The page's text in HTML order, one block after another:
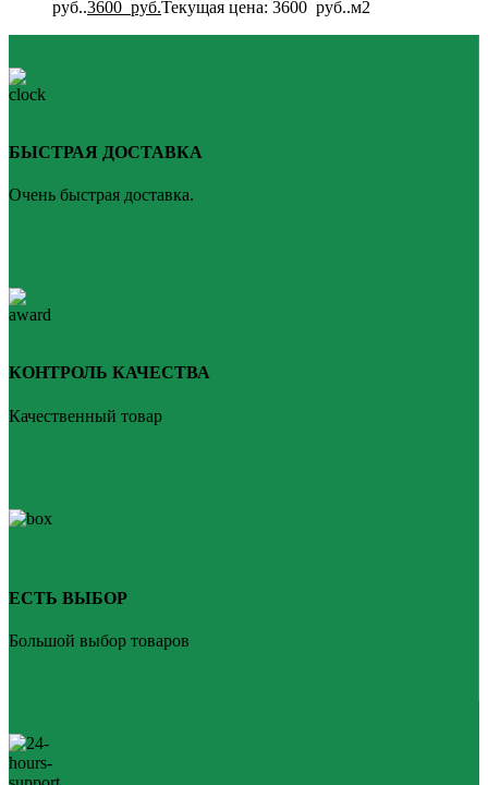
руб..3600 руб.Текущая цена: 3600 руб..м2
БЫСТРАЯ ДОСТАВКА
Очень быстрая доставка.
КОНТРОЛЬ КАЧЕСТВА
Качественный товар
ЕСТЬ ВЫБОР
Большой выбор товаров